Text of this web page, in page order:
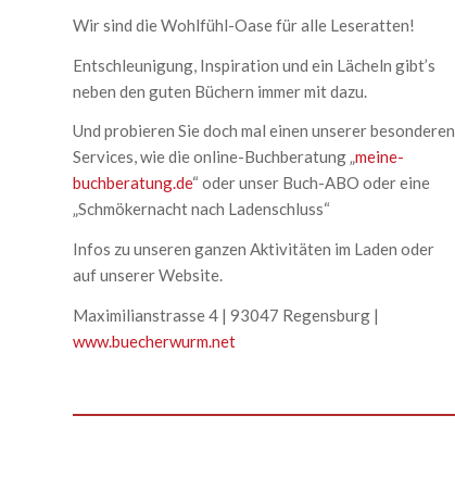
Wir sind die Wohlfühl-Oase für alle Leseratten!
Entschleunigung, Inspiration und ein Lächeln gibt’s
neben den guten Büchern immer mit dazu.
Und probieren Sie doch mal einen unserer besonderen
Services, wie die online-Buchberatung „meine-
buchberatung.de“ oder unser Buch-ABO oder eine
„Schmökernacht nach Ladenschluss“
Infos zu unseren ganzen Aktivitäten im Laden oder
auf unserer Website.
Maximilianstrasse 4 | 93047 Regensburg |
www.buecherwurm.net